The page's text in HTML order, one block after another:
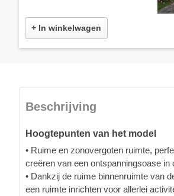
+ In winkelwagen
Beschrijving
Hoogtepunten van het model
• Ruime en zonovergoten ruimte,
creëren van een ontspanningsoase in
• Dankzij de ruime binnenruimte van
een ruimte inrichten voor allerlei